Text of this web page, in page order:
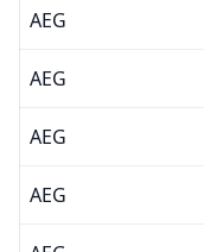
AEG
AEG
AEG
AEG